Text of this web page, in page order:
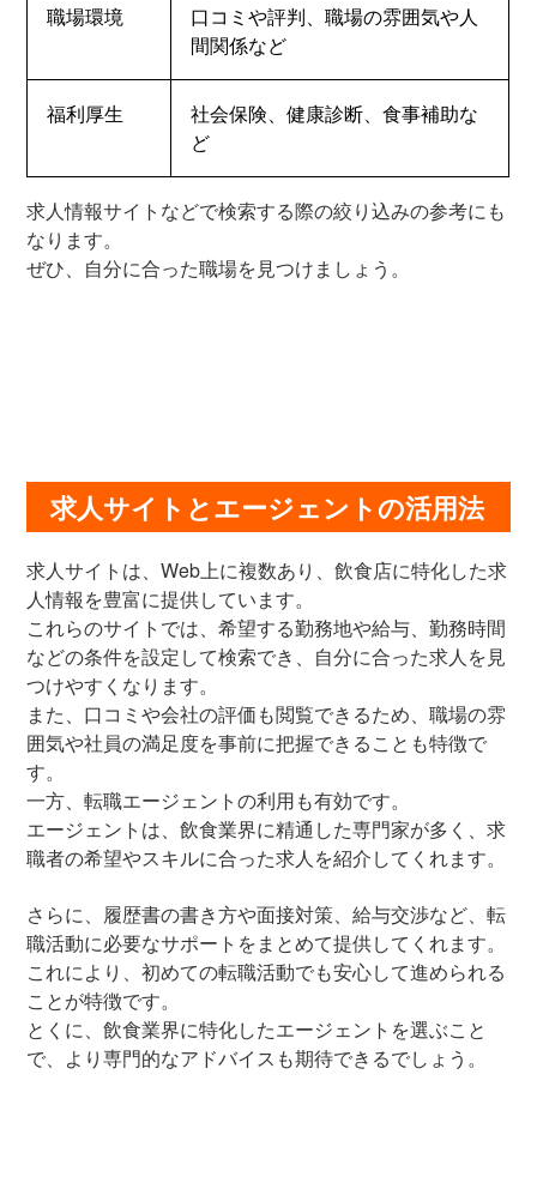
職場環境
口コミや評判、職場の雰囲気や人
間関係など
福利厚生
社会保険、健康診断、食事補助な
ど
求人情報サイトなどで検索する際の絞り込みの参考にも
なります。
ぜひ、自分に合った職場を見つけましょう。
求人サイトとエージェントの活用法
求人サイトは、Web上に複数あり、飲食店に特化した求
人情報を豊富に提供しています。
これらのサイトでは、希望する勤務地や給与、勤務時間
などの条件を設定して検索でき、自分に合った求人を見
つけやすくなります。
また、口コミや会社の評価も閲覧できるため、職場の雰
囲気や社員の満足度を事前に把握できることも特徴で
す。
一方、転職エージェントの利用も有効です。
エージェントは、飲食業界に精通した専門家が多く、求
職者の希望やスキルに合った求人を紹介してくれます。
さらに、履歴書の書き方や面接対策、給与交渉など、転
職活動に必要なサポートをまとめて提供してくれます。
これにより、初めての転職活動でも安心して進められる
ことが特徴です。
とくに、飲食業界に特化したエージェントを選ぶこと
で、より専門的なアドバイスも期待できるでしょう。